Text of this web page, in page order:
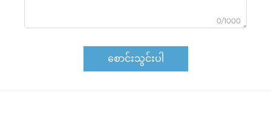
0/1000
စောင်းသွင်းပါ